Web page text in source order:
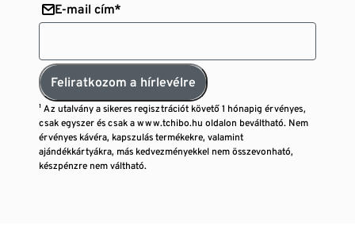
E-mail cím*
Feliratkozom a hírlevélre
¹ Az utalvány a sikeres regisztrációt követő 1 hónapig érvényes,
csak egyszer és csak a www.tchibo.hu oldalon beváltható. Nem
érvényes kávéra, kapszulás termékekre, valamint
ajándékkártyákra, más kedvezményekkel nem összevonható,
készpénzre nem váltható.